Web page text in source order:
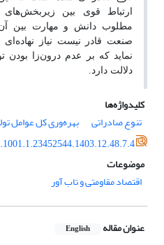
ارتباط قوی بین
مطلوب دانش و مهارت بین
صنعت قادر نیست نیاز
نماید که بر عدم درون‌زا بودن
دلالت دارد.
کلیدواژه‌ها
تنوع صادراتی
بهره‌وری کل عوامل
موضوعات
اقتصاد مقاومتی و تاب آور
عنوان مقاله English